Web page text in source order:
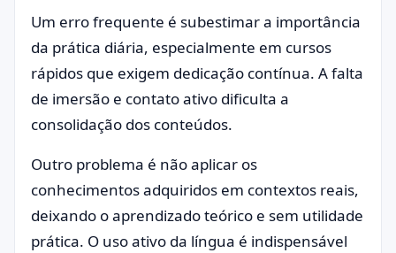
Um erro frequente é subestimar a importância
da prática diária, especialmente em cursos
rápidos que exigem dedicação contínua. A falta
de imersão e contato ativo dificulta a
consolidação dos conteúdos.
Outro problema é não aplicar os
conhecimentos adquiridos em contextos reais,
deixando o aprendizado teórico e sem utilidade
prática. O uso ativo da língua é indispensável